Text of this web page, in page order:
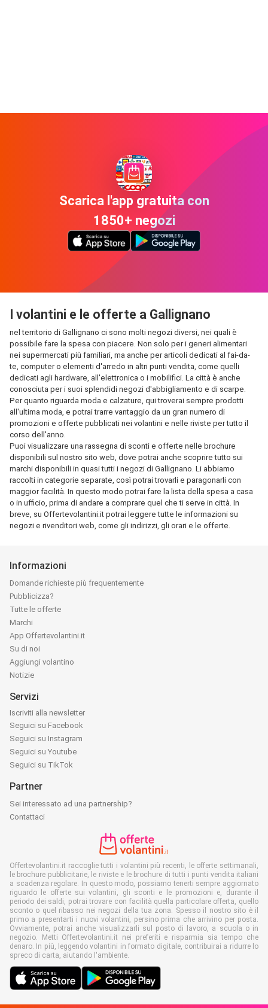
Scarica l'app gratuita con
1850+ negozi
I volantini e le offerte a Gallignano
nel territorio di Gallignano ci sono molti negozi diversi, nei quali è
possibile fare la spesa con piacere. Non solo per i generi alimentari
nei supermercati più familiari, ma anche per articoli dedicati al fai-da-
te, computer o elementi d'arredo in altri punti vendita, come quelli
dedicati agli hardware, all'elettronica o i mobilifici. La città è anche
conosciuta per i suoi splendidi negozi d'abbigliamento e di scarpe.
Per quanto riguarda moda e calzature, qui troverai sempre prodotti
all'ultima moda, e potrai trarre vantaggio da un gran numero di
promozioni e offerte pubblicati nei volantini e nelle riviste per tutto il
corso dell'anno.
Puoi visualizzare una rassegna di sconti e offerte nelle brochure
disponibili sul nostro sito web, dove potrai anche scoprire tutto sui
marchi disponibili in quasi tutti i negozi di Gallignano. Li abbiamo
raccolti in categorie separate, così potrai trovarli e paragonarli con
maggior facilità. In questo modo potrai fare la lista della spesa a casa
o in ufficio, prima di andare a comprare quel che ti serve in città. In
breve, su Offertevolantini.it potrai leggere tutte le informazioni su
negozi e rivenditori web, come gli indirizzi, gli orari e le offerte.
Informazioni
Domande richieste più frequentemente
Pubblicizza?
Tutte le offerte
Marchi
App Offertevolantini.it
Su di noi
Aggiungi volantino
Notizie
Servizi
Iscriviti alla newsletter
Seguici su Facebook
Seguici su Instagram
Seguici su Youtube
Seguici su TikTok
Partner
Sei interessato ad una partnership?
Contattaci
Offertevolantini.it raccoglie tutti i volantini più recenti, le offerte settimanali,
le brochure pubblicitarie, le riviste e le brochure di tutti i punti vendita italiani
a scadenza regolare. In questo modo, possiamo tenerti sempre aggiornato
riguardo le offerte sui volantini, gli sconti e le promozioni e, durante il
periodo dei saldi, potrai trovare con facilità quella particolare offerta, quello
sconto o quel ribasso nei negozi della tua zona. Spesso il nostro sito è il
primo a presentarti i nuovi volantini, persino prima che arrivino per posta.
Ovviamente, potrai anche visualizzarli sul posto di lavoro, a scuola o in
negozio. Metti Offertevolantini.it nei preferiti e risparmia sia tempo che
denaro. In più, leggendo volantini in formato digitale, contribuirai a ridurre lo
spreco di carta, aiutando l'ambiente.